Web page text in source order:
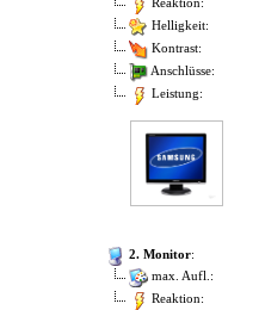
Reaktion:
Helligkeit:
Kontrast:
Anschlüsse:
Leistung:
2. Monitor:
max. Aufl.:
Reaktion: